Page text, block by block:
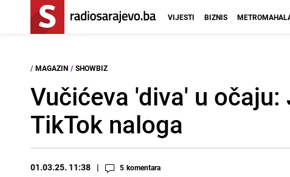
VIJESTI BIZNIS
/ MAGAZIN / SHOWBIZ
Vučićeva 'diva' u
TikTok naloga
01.03.25. 11:38 5 komentara